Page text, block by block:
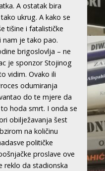
A ostatak bira
ukrug. A kako se
tišine i fatalističke
je tako pao.
brigoslovlja – ne
je sponzor Stojinog
vidim. Ovako ili
odumiranja
do te mjere da
hoda smrt. I onda se
obilježavanja šest
na količinu
političke
proslave ove
reklo da stadionska